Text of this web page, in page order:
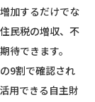
加するだけでな
民税の増収、不
待できます。
9割で確認され
用できる自主財